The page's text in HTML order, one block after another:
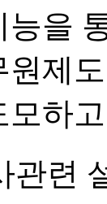
능을
원제
모하